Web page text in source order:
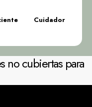
Cuidador
no cubiertas para